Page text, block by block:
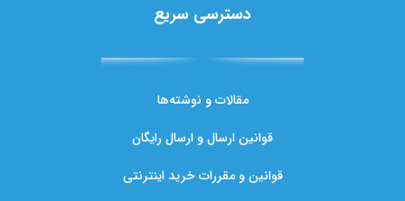
دسترسی سریع
مقالات و نوشته‌ها
قوانین ارسال و ارسال رایگان
قوانین و مقررات خرید اینترنتی